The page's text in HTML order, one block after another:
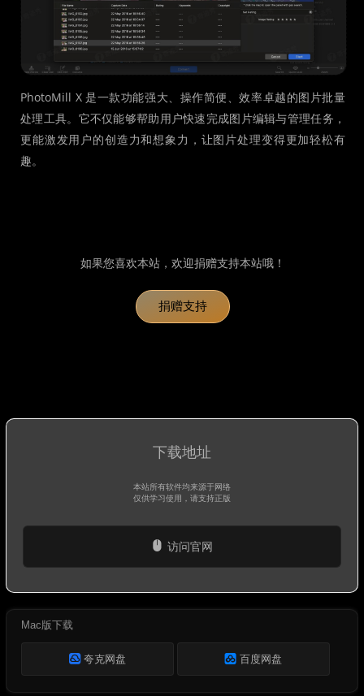
PhotoMill X 是一款功能强大、操作简便、效率卓越的图片批量
处理工具。它不仅能够帮助用户快速完成图片编辑与管理任务，
更能激发用户的创造力和想象力，让图片处理变得更加轻松有
趣。
如果您喜欢本站，欢迎捐赠支持本站哦！
捐赠支持
下载地址
本站所有软件均来源于网络
仅供学习使用，请支持正版
访问官网
Mac版下载
夸克网盘 百度网盘